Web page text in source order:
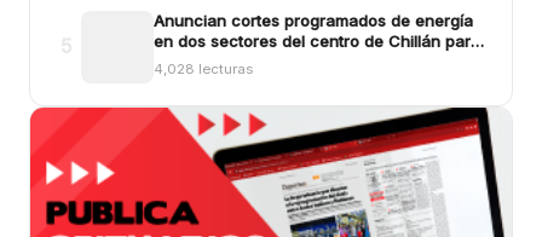
Anuncian cortes programados de energía
en dos sectores del centro de Chillán para
este viernes
4,028 lecturas